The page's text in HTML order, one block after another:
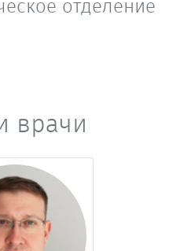
отделение
врачи